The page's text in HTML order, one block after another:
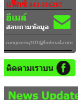
แฟ๊กซ์ 043-516267